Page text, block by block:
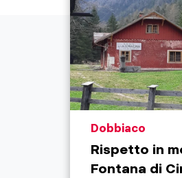
Dobbiaco
Rispetto in
Fontana di